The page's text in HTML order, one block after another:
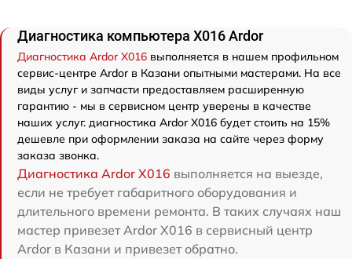
Диагностика компьютера X016 Ardor
Диагностика Ardor X016 выполняется в нашем профильном
сервис-центре Ardor в Казани опытными мастерами. На все
виды услуг и запчасти предоставляем расширенную
гарантию - мы в сервисном центр уверены в качестве
наших услуг. диагностика Ardor X016 будет стоить на 15%
дешевле при оформлении заказа на сайте через форму
заказа звонка.
Диагностика Ardor X016 выполняется на выезде,
если не требует габаритного оборудования и
длительного времени ремонта. В таких случаях наш
мастер привезет Ardor X016 в сервисный центр
Ardor в Казани и привезет обратно.